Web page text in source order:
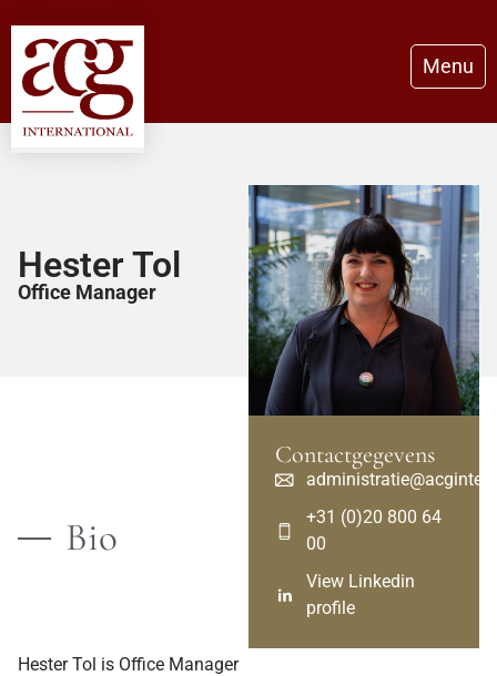
Menu
Hester Tol
Office Manager
Bio
Hester Tol is Office Manager
Contactgegevens
+31 (0)20 800 64
00
View Linkedin
profile